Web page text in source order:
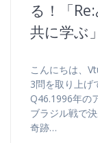
る！「
共に学ぶ」
こんにちは、
3問を取り上げ
Q46.1996年の
ブラジル戦で
奇跡…